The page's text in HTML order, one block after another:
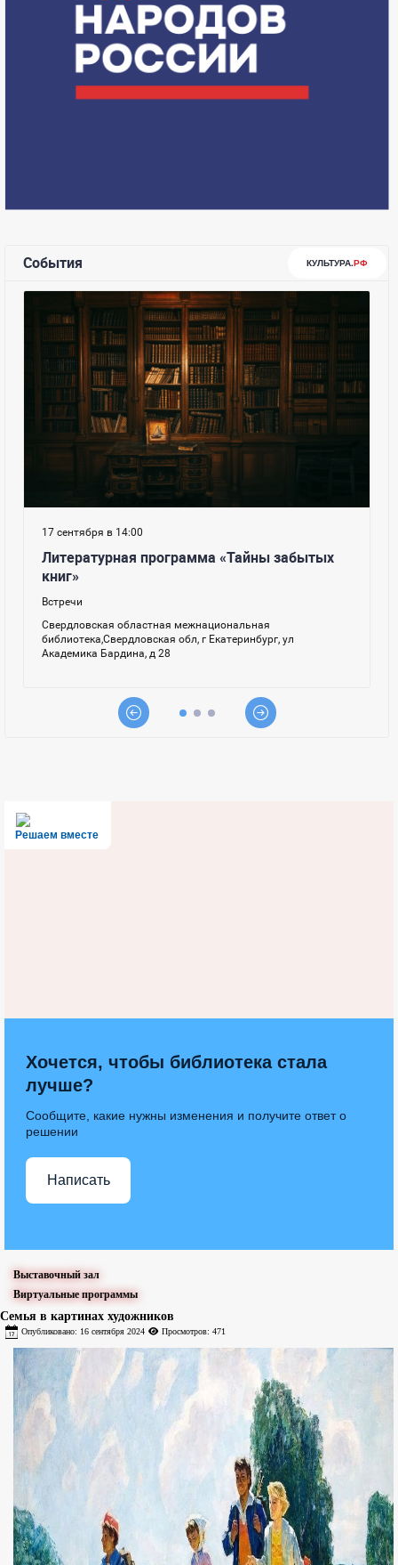
Решаем вместе
Хочется, чтобы библиотека стала
лучше?
Сообщите, какие нужны изменения и получите ответ о
решении
Написать
Выставочный зал
Виртуальные программы
Семья в картинах художников
Опубликовано: 16 сентября 2024 Просмотров: 471